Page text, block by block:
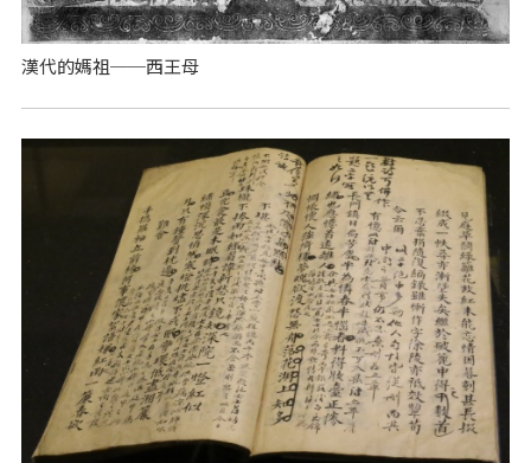
漢代的媽祖──西王母